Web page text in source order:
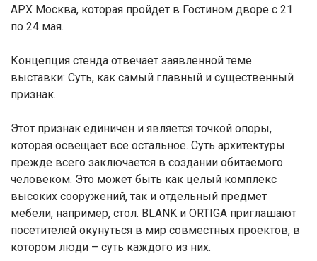
АРХ Москва, которая пройдет в Гостином дворе с 21
по 24 мая.
Концепция стенда отвечает заявленной теме
выставки: Суть, как самый главный и существенный
признак.
Этот признак единичен и является точкой опоры,
которая освещает все остальное. Суть архитектуры
прежде всего заключается в создании обитаемого
человеком. Это может быть как целый комплекс
высоких сооружений, так и отдельный предмет
мебели, например, стол. BLANK и ORTIGA приглашают
посетителей окунуться в мир совместных проектов, в
котором люди – суть каждого из них.